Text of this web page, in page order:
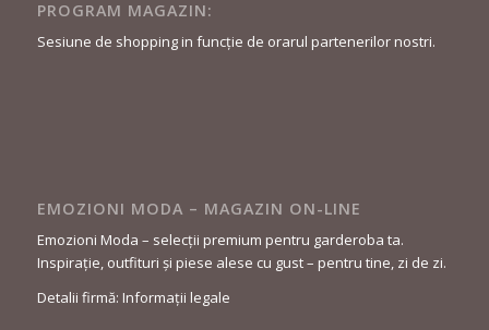
PROGRAM MAGAZIN:
Sesiune de shopping in funcție de orarul partenerilor nostri.
EMOZIONI MODA – MAGAZIN ON-LINE
Emozioni Moda – selecții premium pentru garderoba ta.
Inspirație, outfituri și piese alese cu gust – pentru tine, zi de zi.
Detalii firmă: Informații legale